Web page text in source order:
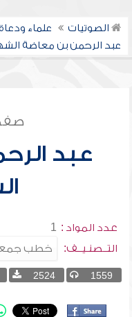
الصوتيات علماء ودعاة
عبد الرحمن بن معاضة
عبد
عدد المواد : 1
التــصنـيــف:
1559
2524